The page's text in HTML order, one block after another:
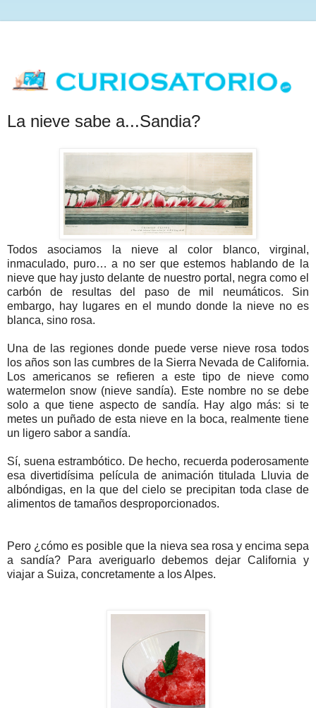
La nieve sabe a...Sandia?
Todos asociamos la nieve al color blanco, virginal,
inmaculado, puro… a no ser que estemos hablando de la
nieve que hay justo delante de nuestro portal, negra como el
carbón de resultas del paso de mil neumáticos. Sin
embargo, hay lugares en el mundo donde la nieve no es
blanca, sino rosa.
Una de las regiones donde puede verse nieve rosa todos
los años son las cumbres de la Sierra Nevada de California.
Los americanos se refieren a este tipo de nieve como
watermelon snow (nieve sandía). Este nombre no se debe
solo a que tiene aspecto de sandía. Hay algo más: si te
metes un puñado de esta nieve en la boca, realmente tiene
un ligero sabor a sandía.
Sí, suena estrambótico. De hecho, recuerda poderosamente
esa divertidísima película de animación titulada Lluvia de
albóndigas, en la que del cielo se precipitan toda clase de
alimentos de tamaños desproporcionados.
Pero ¿cómo es posible que la nieva sea rosa y encima sepa
a sandía? Para averiguarlo debemos dejar California y
viajar a Suiza, concretamente a los Alpes.